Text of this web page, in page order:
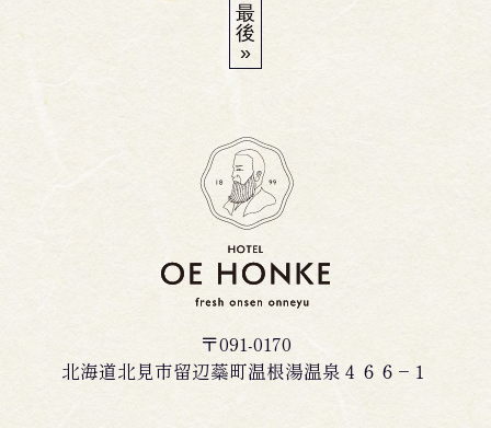
最
後
»
〒091-0170
北海道北見市留辺蘂町温根湯温泉４６６−１